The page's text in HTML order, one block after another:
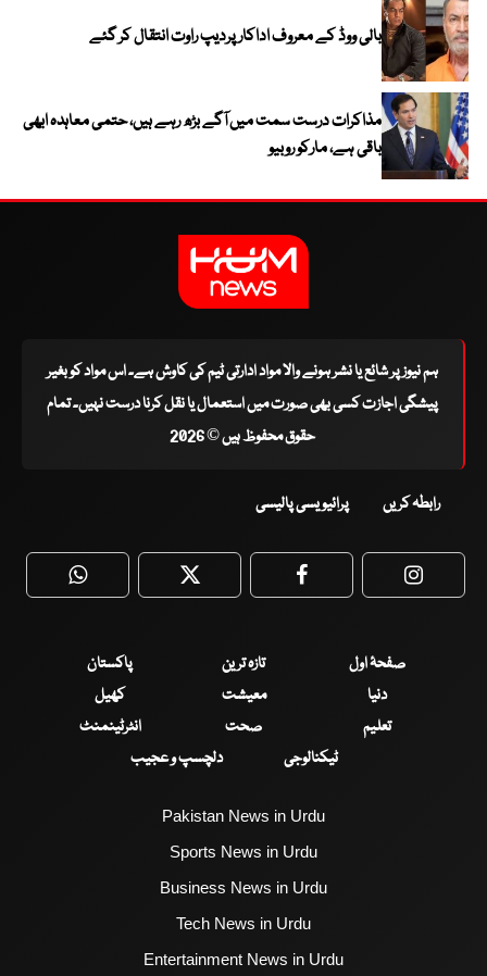
بالی ووڈ کے معروف اداکار پردیپ راوت انتقال کر گئے
مذاکرات درست سمت میں آگے بڑھ رہے ہیں، حتمی معاہدہ ابھی
باقی ہے، مارکو روبیو
ہم نیوز پر شائع یا نشر ہونے والا مواد ادارتی ٹیم کی کاوش ہے۔ اس مواد کو بغیر
پیشگی اجازت کسی بھی صورت میں استعمال یا نقل کرنا درست نہیں۔ تمام
حقوق محفوظ ہیں © 2026
رابطہ کریں پرائیویسی پالیسی
WhatsApp Twitter Facebook
صفحۂ اول تازہ ترین
پاکستان
دنیا
معیشت
کھیل
تعلیم
صحت
انٹرٹینمنٹ
ٹیکنالوجی
دلچسپ و عجیب
Pakistan News in Urdu
Sports News in Urdu
Business News in Urdu
Tech News in Urdu
Entertainment News in Urdu